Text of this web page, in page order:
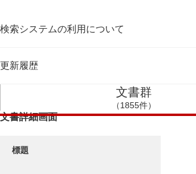
検索システムの利用について
更新履歴
文書群
（1855件）
文書詳細画面
標題